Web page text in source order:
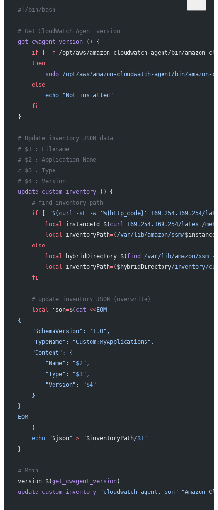
#!/bin/bash
# Get CloudWatch Agent version
get_cwagent_version () {
    if
[ -f /opt/aws/amazon-cloudwatch-agent/bin/amazon-
    then
        sudo
/opt/aws/amazon-cloudwatch-agent/bin/amazon-
    else
        echo
"Not installed"
    fi
}
# Update inventory JSON data
# $1 : Filename
# $2 : Application Name
# $3 : Type
# $4 : Version
update_custom_inventory () {
    # find inventory path
    if
[ "$( curl -sL -w '%{http_code}' 169.254.169.254/
        local
instanceId=$( curl 169.254.169.254/latest/
        local
inventoryPath=( /var/lib/amazon/ssm/
    else
        local
hybridDirectory=$( find /var/lib/amazon/ssm -
        local
inventoryPath=($hybridDirectory/inventory/
    fi
    # update inventory JSON (overwrite)
    local
json=$( cat <<EOM
{
    "SchemaVersion": "1.0",
    "TypeName": "Custom:MyApplications",
    "Content": {
        "Name": "
$2",
        "Type": "
$3",
        "Version": "
$4"
    }
}
EOM
    )
    echo
"$json" > "$inventoryPath/$1"
}
# Main
version=$(get_cwagent_version)
update_custom_inventory "cloudwatch-agent.json" "Amazon